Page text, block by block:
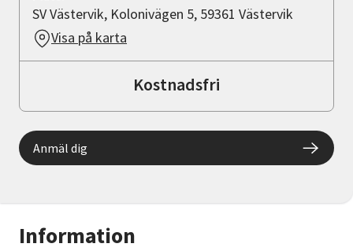
Information
SV Västervik, Kolonivägen 5, 59361 Västervik
Visa på karta
Kostnadsfri
Anmäl dig